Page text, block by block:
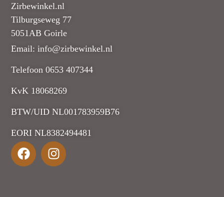
Zirbewinkel.nl
Tilburgseweg 77
5051AB Goirle
Email: info@zirbewinkel.nl
Telefoon 0653 407344
KvK 18068269
BTW/UID NL001783959B76
EORI NL8382494481